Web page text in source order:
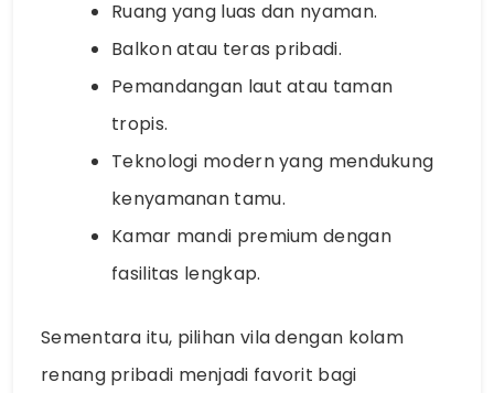
Ruang yang luas dan nyaman.
Balkon atau teras pribadi.
Pemandangan laut atau taman
tropis.
Teknologi modern yang mendukung
kenyamanan tamu.
Kamar mandi premium dengan
fasilitas lengkap.
Sementara itu, pilihan vila dengan kolam
renang pribadi menjadi favorit bagi